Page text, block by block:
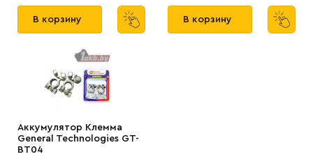
В корзину В корзину
Аккумулятор Клемма
General Technologies GT-
BT04